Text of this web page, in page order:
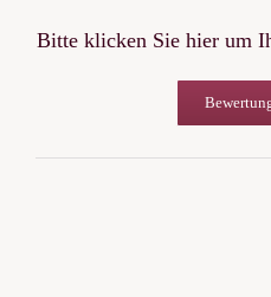
Bitte klicken Sie hier um